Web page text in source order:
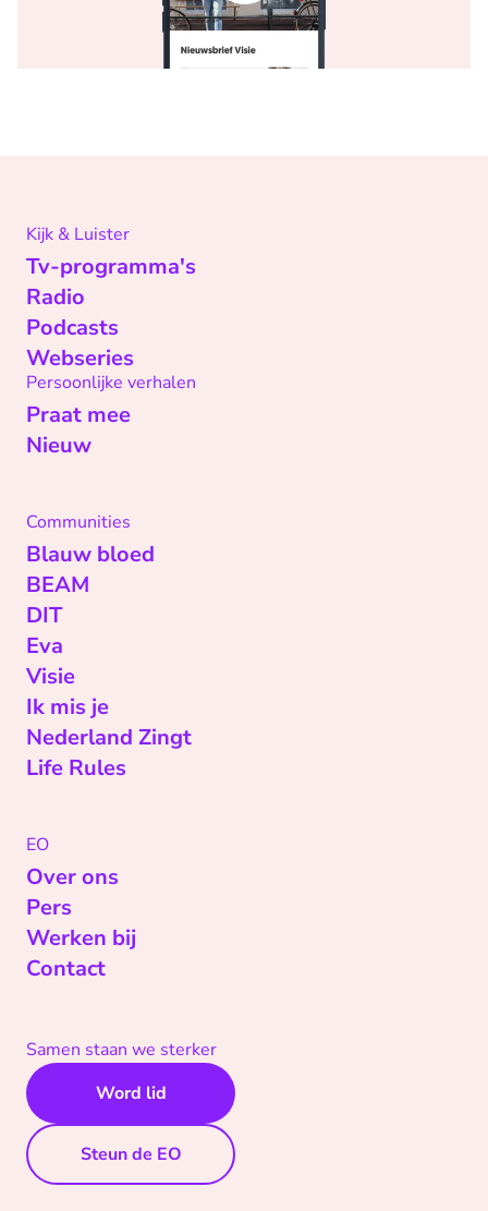
Kijk & Luister
Tv-programma's
Radio
Podcasts
Webseries
Persoonlijke verhalen
Praat mee
Nieuw
Communities
Blauw bloed
BEAM
DIT
Eva
Visie
Ik mis je
Nederland Zingt
Life Rules
EO
Over ons
Pers
Werken bij
Contact
Samen staan we sterker
Word lid
Steun de EO